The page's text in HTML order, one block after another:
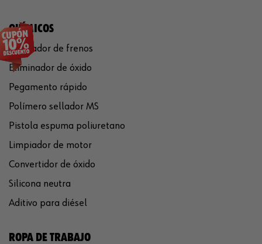
QUÍMICOS
Limpiador de frenos
Eliminador de óxido
Pegamento rápido
Polímero sellador MS
Pistola espuma poliuretano
Limpiador de motor
Convertidor de óxido
Silicona neutra
Aditivo para diésel
ROPA DE TRABAJO